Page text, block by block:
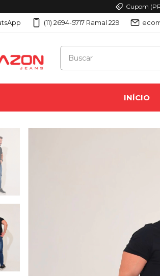
Cupom (PRIMEIRA10): ganhe
(11) 2694-5717 Ramal 229
INÍCIO